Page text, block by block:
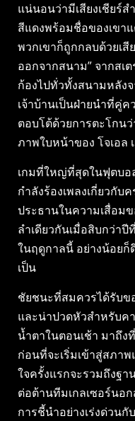
แน่นอนว่ามีเสียงเชียร์
สีแดงพร้อมชื่อของเขา
พวกเขาก็ถูกกลบด้วยเสี
ออกจากสนาม” จากสเ
ก้องไปทั่วทั้งสนามหลัง
เจ้าบ้านเป็นฝ่ายนำที่คู่ค
ตอบโต้ด้วยการตะโกน
ภาพใบหน้าของ โจเอล
เกมที่ใหญ่ที่สุดในฟุตบอ
กำลังร้องเพลงเกี่ยวกับ
ประธานในความเสื่อม
ลำเดียวกันเมื่อสิบกว่า
ในฤดูกาลนี้ อย่างน้อยก็
เป็น
ชัยชนะที่สมควรได้รับข
และน่าปวดหัวสำหรับค
น้ำตาในตอนเช้า มาถึ
ก่อนที่จะเริ่มเข้าสู่สภา
ใจครั้งแรกจะรวมถึงฐ
ต่อต้านทีมเกลเซอร์นอ
การชี้นำอย่างเร่งด่วน